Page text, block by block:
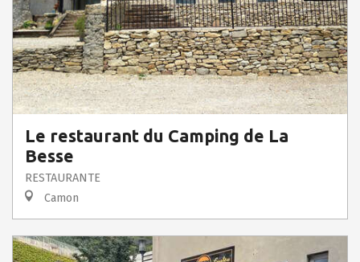
Le restaurant du Camping de La
Besse
RESTAURANTE
Camon